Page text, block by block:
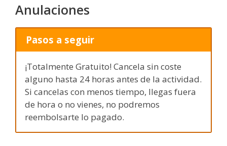
Anulaciones
Pasos a seguir
¡Totalmente Gratuito! Cancela sin coste
alguno hasta 24 horas antes de la actividad.
Si cancelas con menos tiempo, llegas fuera
de hora o no vienes, no podremos
reembolsarte lo pagado.